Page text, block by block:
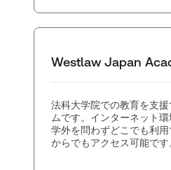
Westlaw Japan
法科大学院での教育を支
ムです。インターネット環
学外を問わずどこでも利
からでもアクセス可能です